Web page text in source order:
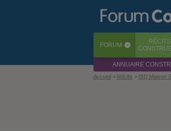
FORUM ‹ RÉCITS
ANNUAIRE
Accueil Récits [91] Maison